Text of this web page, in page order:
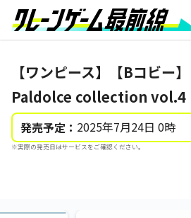
【ワンピース】【Bコビー
Paldolce collection vol.4
発売予定： 2025年7月24日 0時
※実際の発売日はサービスをご確認ください。